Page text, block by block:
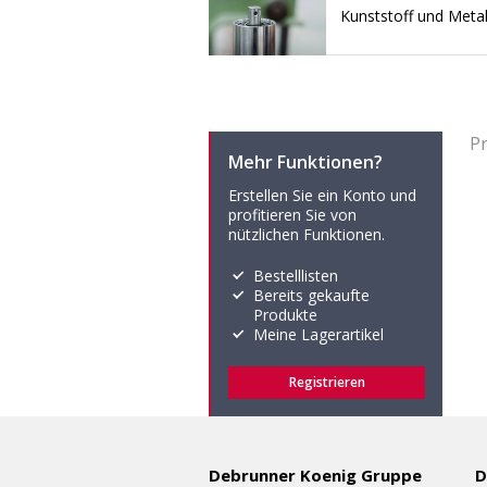
Kunststoff und
Mehr Funktionen?
Erstellen Sie ein Konto und
profitieren Sie von
nützlichen Funktionen.
Bestelllisten
Bereits gekaufte
Produkte
Meine Lagerartikel
Registrieren
Debrunner Koenig Gruppe